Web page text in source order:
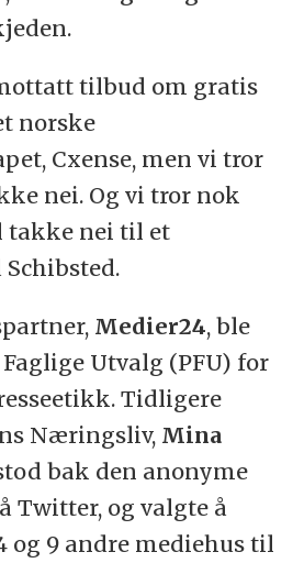
tilbud om gratis
norske
Cxense, men vi tror
nei. Og vi tror nok
takke nei til et
Medier24, ble
Utvalg (PFU) for
Tidligere
Næringsliv, Mina
bak den anonyme
Twitter, og valgte å
og 9 andre mediehus til